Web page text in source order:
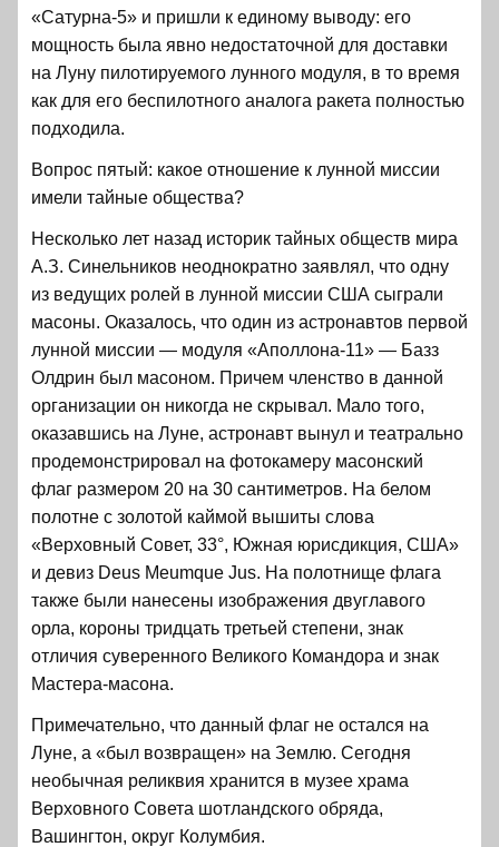
«Сатурна-5» и пришли к единому выводу: его
мощность была явно недостаточной для доставки
на Луну пилотируемого лунного модуля, в то время
как для его беспилотного аналога ракета полностью
подходила.
Вопрос пятый: какое отношение к лунной миссии
имели тайные общества?
Несколько лет назад историк тайных обществ мира
А.З. Синельников неоднократно заявлял, что одну
из ведущих ролей в лунной миссии США сыграли
масоны. Оказалось, что один из астронавтов первой
лунной миссии — модуля «Аполлона-11» — Базз
Олдрин был масоном. Причем членство в данной
организации он никогда не скрывал. Мало того,
оказавшись на Луне, астронавт вынул и театрально
продемонстрировал на фотокамеру масонский
флаг размером 20 на 30 сантиметров. На белом
полотне с золотой каймой вышиты слова
«Верховный Совет, 33°, Южная юрисдикция, США»
и девиз Deus Meumque Jus. На полотнище флага
также были нанесены изображения двуглавого
орла, короны тридцать третьей степени, знак
отличия суверенного Великого Командора и знак
Мастера-масона.
Примечательно, что данный флаг не остался на
Луне, а «был возвращен» на Землю. Сегодня
необычная реликвия хранится в музее храма
Верховного Совета шотландского обряда,
Вашингтон, округ Колумбия.